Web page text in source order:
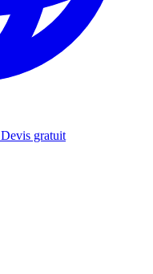
Devis gratuit